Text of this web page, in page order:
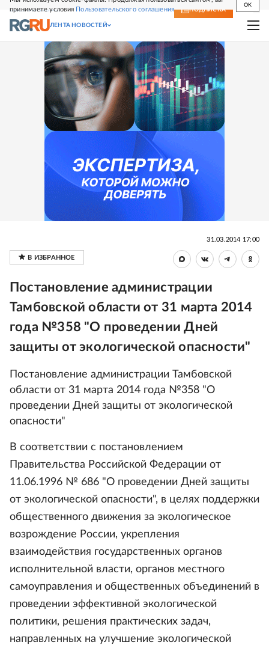
принимаете условия Пользовательского соглашения
OK
СВЕЖИЙ НОМЕР ПОДПИСКА
ЛЕНТА НОВОСТЕЙ
31.03.2014 17:00
Постановление администрации
Тамбовской области от 31 марта 2014
года №358 "О проведении Дней
защиты от экологической опасности"
Постановление администрации Тамбовской
области от 31 марта 2014 года №358 "О
проведении Дней защиты от экологической
опасности"
В соответствии с постановлением
Правительства Российской Федерации от
11.06.1996 № 686 "О проведении Дней защиты
от экологической опасности", в целях поддержки
общественного движения за экологическое
возрождение России, укрепления
взаимодействия государственных органов
исполнительной власти, органов местного
самоуправления и общественных объединений в
проведении эффективной экологической
политики, решения практических задач,
направленных на улучшение экологической